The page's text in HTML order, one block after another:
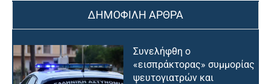
ΔΗΜΟΦΙΛΗ ΑΡΘΡΑ
Συνελήφθη ο
«εισπράκτορας» συμμορίας
ψευτογιατρών και